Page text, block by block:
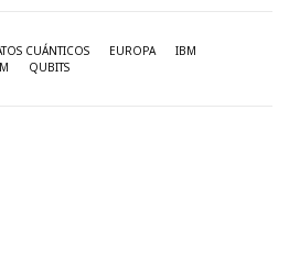
CUÁNTICOS EUROPA
IBM
QUBITS